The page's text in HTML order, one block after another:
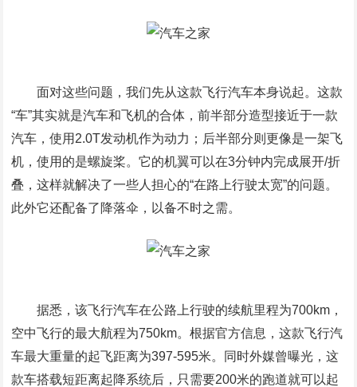
面对这些问题，我们先从这款飞行汽车本身说起。这款
“车”其实就是汽车和飞机的合体，前半部分造型接近于一款
汽车，使用2.0T发动机作为动力；后半部分则更像是一架飞
机，使用的是螺旋桨。它的机翼可以在3分钟内完成展开/折
叠，这样就解决了一些人担心的“在路上行驶太宽”的问题。
此外它还配备了降落伞，以备不时之需。
据悉，该飞行汽车在公路上行驶的续航里程为700km，
空中飞行的最大航程为750km。根据官方信息，这款飞行汽
车最大重量的起飞距离为397-595米。同时外媒曾曝光，这
款车搭载短距离起降系统后，只需要200米的跑道就可以起